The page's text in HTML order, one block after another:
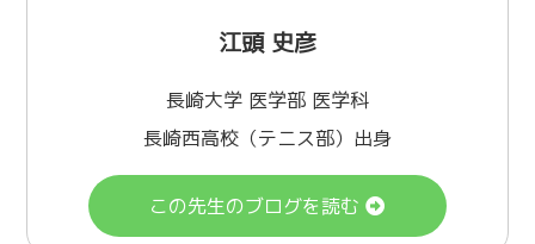
江頭 史彦
長崎大学 医学部 医学科
長崎西高校（テニス部）出身
この先生のブログを読む